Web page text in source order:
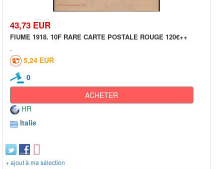
43,73 EUR
FIUME 1918. 10F RARE CARTE POSTALE ROUGE 120€++
5,24 EUR
0
ACHETER
HR
Italie
+ ajout à ma sélection